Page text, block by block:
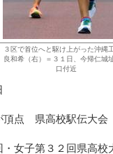
３区で首位へと駆け上がった沖縄
良和希（右）＝３１日、今帰仁城
口付近
点 県高校駅伝大会
女子第３２回県高校